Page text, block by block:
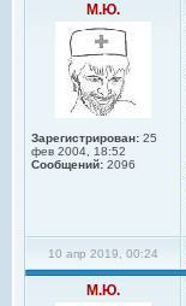
М.Ю.
Зарегистрирован: 25
фев 2004, 18:52
Сообщений: 2096
10 апр 2019, 00:24
М.Ю.